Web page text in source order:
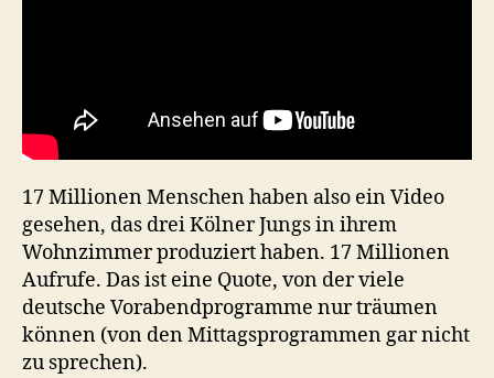
17 Millionen Menschen haben also ein Video
gesehen, das drei Kölner Jungs in ihrem
Wohnzimmer produziert haben. 17 Millionen
Aufrufe. Das ist eine Quote, von der viele
deutsche Vorabendprogramme nur träumen
können (von den Mittagsprogrammen gar nicht
zu sprechen).